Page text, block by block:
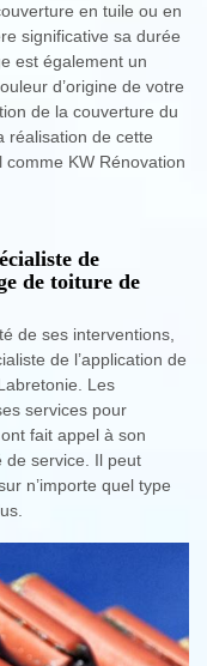
en tuile ou en
significative sa durée
est également un
d’origine de votre
de la couverture du
réalisation de cette
KW Rénovation
de
de toiture de
de ses interventions,
de l’application de
Les
services pour
fait appel à son
de service. Il peut
n’importe quel type